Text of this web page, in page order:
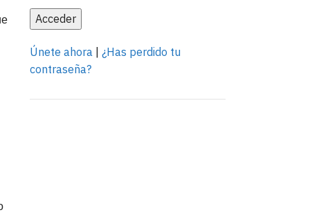
Únete ahora| ¿Has perdido tu
contraseña?